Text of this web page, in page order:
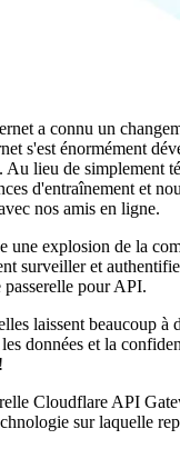
a connu un
s'est énormément
Au lieu de simplement
d'entraînement et
nos amis en ligne.
une explosion de la
surveiller et
pour API.
laissent beaucoup
données et la
Cloudflare API
sur laquelle